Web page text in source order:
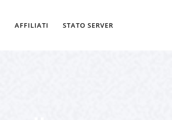
AFFILIATI STATO SERVER